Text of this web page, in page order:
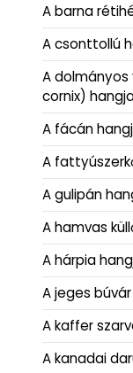
A barna
A csonttollú
A dolmányos
cornix)
A fácán
A
A gulipán
A hamvas
A hárpia
A jeges
A kaffer
A kanadai